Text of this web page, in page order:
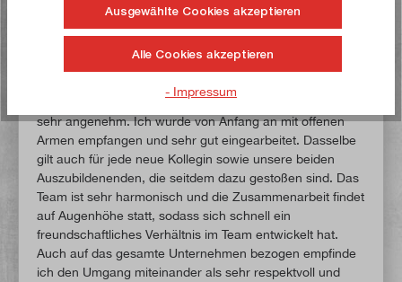
entsprechende E-Mails und Anfragen weiter, die auf
unserer Mailadresse support@paulimot.de eingehen.
Wie schätzt Du das Betriebsklima ein?
Zunächst einmal ist das Arbeitsklima in meinem Team
sehr angenehm. Ich wurde von Anfang an mit offenen
Armen empfangen und sehr gut eingearbeitet. Dasselbe
gilt auch für jede neue Kollegin sowie unsere beiden
Auszubildenenden, die seitdem dazu gestoßen sind. Das
Team ist sehr harmonisch und die Zusammenarbeit findet
auf Augenhöhe statt, sodass sich schnell ein
freundschaftliches Verhältnis im Team entwickelt hat.
Auch auf das gesamte Unternehmen bezogen empfinde
ich den Umgang miteinander als sehr respektvoll und
Ausgewählte Cookies akzeptieren
Alle Cookies akzeptieren
- Impressum